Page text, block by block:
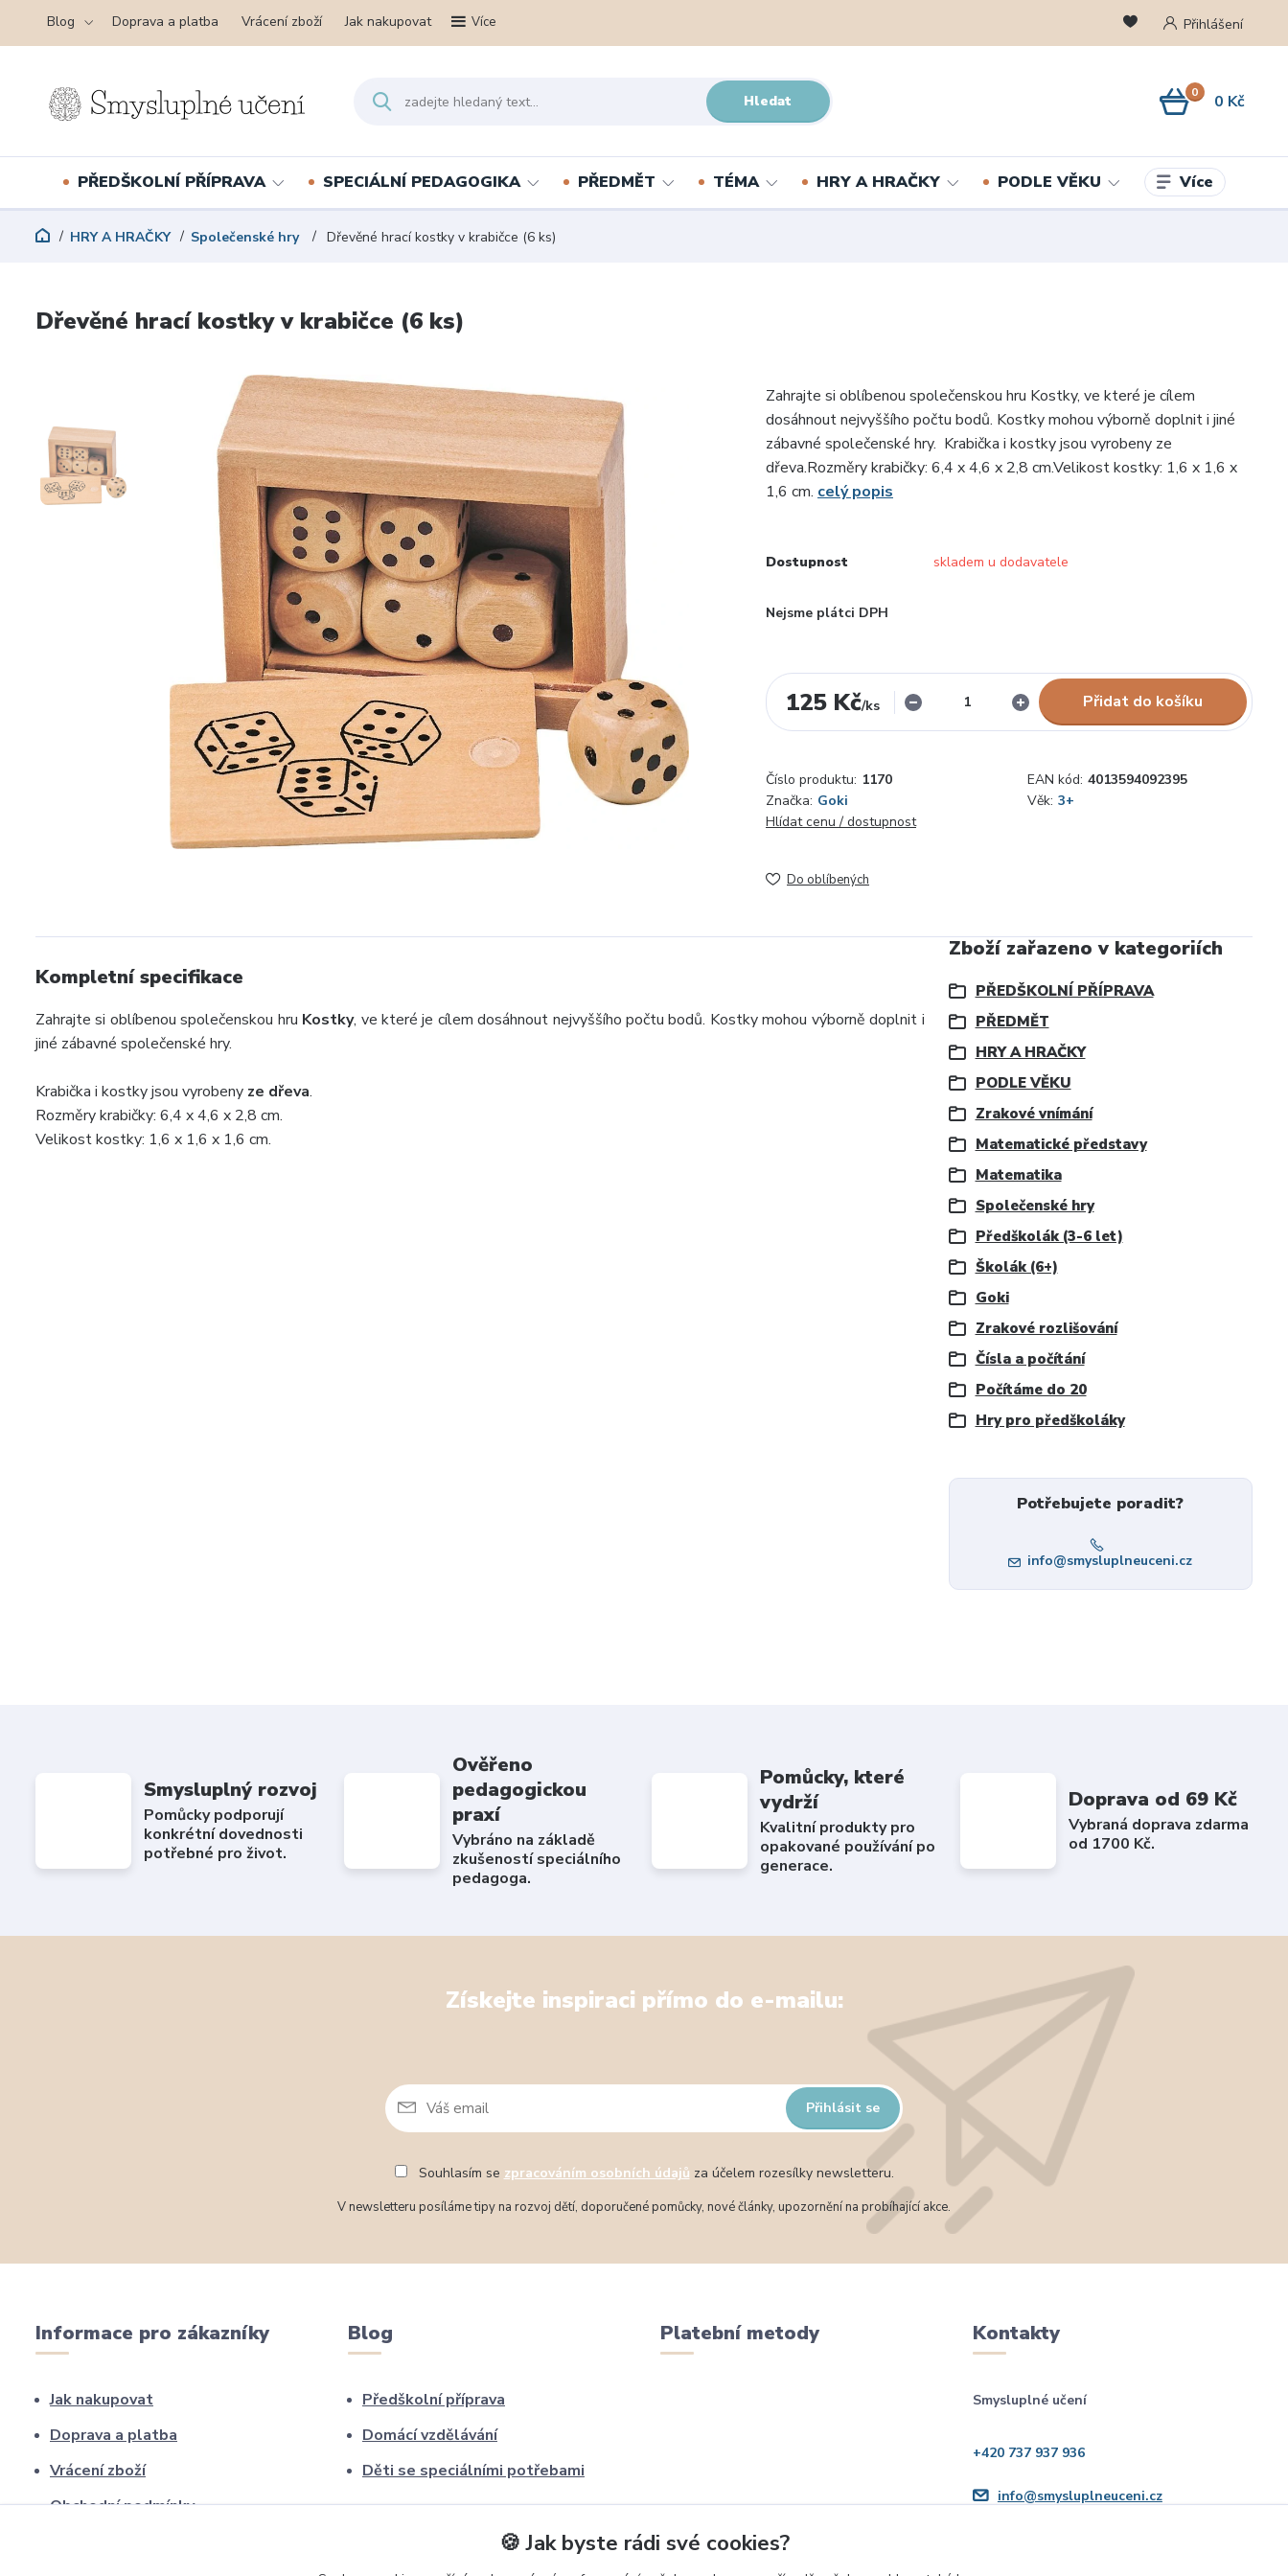
Blog Doprava a platba Vrácení zboží Jak nakupovat Více Přihlášení
Hledat 0 0 Kč
PŘEDŠKOLNÍ PŘÍPRAVA SPECIÁLNÍ PEDAGOGIKA PŘEDMĚT TÉMA HRY A HRAČKY PODLE VĚKU Více
HRY A HRAČKY Společenské hry Dřevěné hrací kostky v krabičce (6 ks)
Dřevěné hrací kostky v krabičce (6 ks)
Zahrajte si oblíbenou společenskou hru Kostky, ve které je cílem
dosáhnout nejvyššího počtu bodů. Kostky mohou výborně doplnit i jiné
zábavné společenské hry. Krabička i kostky jsou vyrobeny ze
dřeva.Rozměry krabičky: 6,4 x 4,6 x 2,8 cm.Velikost kostky: 1,6 x 1,6 x
1,6 cm. celý popis
Dostupnost skladem u dodavatele
Nejsme plátci DPH
125 Kč/ks Přidat do košíku
Číslo produktu: 1170 EAN kód: 4013594092395
Značka: Goki Věk: 3+
Hlídat cenu / dostupnost
Do oblíbených
Kompletní specifikace
Zahrajte si oblíbenou společenskou hru Kostky, ve které je cílem dosáhnout nejvyššího počtu bodů. Kostky mohou výborně doplnit i
jiné zábavné společenské hry.
Krabička i kostky jsou vyrobeny ze dřeva.
Rozměry krabičky: 6,4 x 4,6 x 2,8 cm.
Velikost kostky: 1,6 x 1,6 x 1,6 cm.
Zboží zařazeno v kategoriích
PŘEDŠKOLNÍ PŘÍPRAVA
PŘEDMĚT
HRY A HRAČKY
PODLE VĚKU
Zrakové vnímání
Matematické představy
Matematika
Společenské hry
Předškolák (3-6 let)
Školák (6+)
Goki
Zrakové rozlišování
Čísla a počítání
Počítáme do 20
Hry pro předškoláky
Potřebujete poradit?
info@smysluplneuceni.cz
Smysluplný rozvoj
Pomůcky podporují
konkrétní dovednosti
potřebné pro život.
Ověřeno
pedagogickou
praxí
Vybráno na základě
zkušeností speciálního
pedagoga.
Pomůcky, které
vydrží
Kvalitní produkty pro
opakované používání po
generace.
Doprava od 69 Kč
Vybraná doprava zdarma
od 1700 Kč.
Získejte inspiraci přímo do e-mailu:
Přihlásit se
Souhlasím se zpracováním osobních údajů za účelem rozesílky newsletteru.
V newsletteru posíláme tipy na rozvoj dětí, doporučené pomůcky, nové články, upozornění na probíhající akce.
Informace pro zákazníky
Jak nakupovat
Doprava a platba
Vrácení zboží
Obchodní podmínky
Blog
Předškolní příprava
Domácí vzdělávání
Děti se speciálními potřebami
Platební metody Kontakty
Smysluplné učení
+420 737 937 936
info@smysluplneuceni.cz
🍪 Jak byste rádi své cookies?